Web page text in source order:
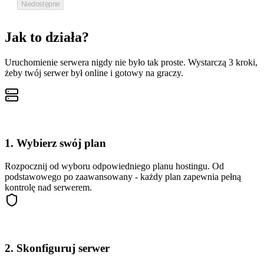
Niedostępne
Jak to działa?
Uruchomienie serwera nigdy nie było tak proste. Wystarczą 3 kroki,
żeby twój serwer był online i gotowy na graczy.
1. Wybierz swój plan
Rozpocznij od wyboru odpowiedniego planu hostingu. Od
podstawowego po zaawansowany - każdy plan zapewnia pełną
kontrolę nad serwerem.
2. Skonfiguruj serwer